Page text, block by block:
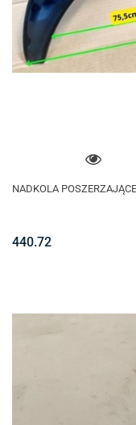
NADKOLA
440.72